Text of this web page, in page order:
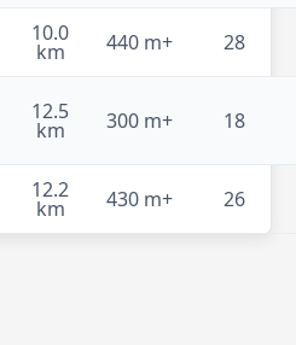
10.0
km 440 m+ 28
12.5
km 300 m+ 18
12.2
km 430 m+ 26